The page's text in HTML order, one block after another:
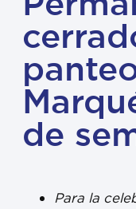
de
Para la